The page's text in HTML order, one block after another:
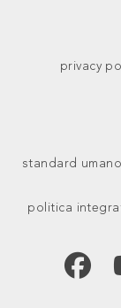
privacy
standard
politica